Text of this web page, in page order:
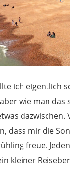
ich eigentlich
wie man das
dazwischen.
dass mir die
freue.
kleiner